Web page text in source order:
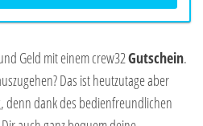
Geld mit einem crew32Gutschein.
Das ist heutzutage aber
denn dank des bedienfreundlichen